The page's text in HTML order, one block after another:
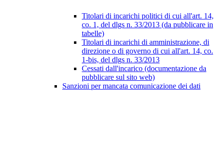
Titolari di incarichi politici di cui all'art. 14,
co. 1, del dlgs n. 33/2013 (da pubblicare in
tabelle)
Titolari di incarichi di amministrazione, di
direzione o di governo di cui all'art. 14, co.
1-bis, del dlgs n. 33/2013
Cessati dall'incarico (documentazione da
pubblicare sul sito web)
Sanzioni per mancata comunicazione dei dati